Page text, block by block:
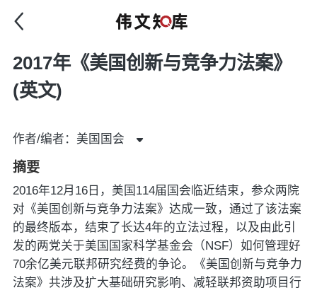
2017年《美国创新与竞争力法案》
(英文)
作者/编者：美国国会
摘要
2016年12月16日，美国114届国会临近结束，参众两院
对《美国创新与竞争力法案》达成一致，通过了该法案
的最终版本，结束了长达4年的立法过程，以及由此引
发的两党关于美国国家科学基金会（NSF）如何管理好
70余亿美元联邦研究经费的争论。《美国创新与竞争力
法案》共涉及扩大基础研究影响、减轻联邦资助项目行